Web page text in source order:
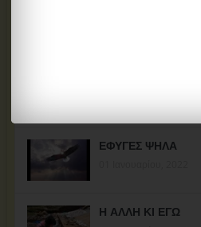
ΕΦΥΓΕΣ ΨΗΛΑ
Η ΑΛΛΗ ΚΙ ΕΓΩ